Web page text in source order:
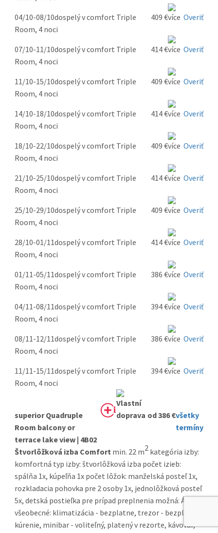
04/10-08/10dospelý v comfort Triple
Room, 4 noci
409 € Overiť
07/10-11/10dospelý v comfort Triple
Room, 4 noci
414 € Overiť
11/10-15/10dospelý v comfort Triple
Room, 4 noci
409 € Overiť
14/10-18/10dospelý v comfort Triple
Room, 4 noci
414 € Overiť
18/10-22/10dospelý v comfort Triple
Room, 4 noci
409 € Overiť
21/10-25/10dospelý v comfort Triple
Room, 4 noci
414 € Overiť
25/10-29/10dospelý v comfort Triple
Room, 4 noci
409 € Overiť
28/10-01/11dospelý v comfort Triple
Room, 4 noci
414 € Overiť
01/11-05/11dospelý v comfort Triple
Room, 4 noci
386 € Overiť
04/11-08/11dospelý v comfort Triple
Room, 4 noci
394 € Overiť
08/11-12/11dospelý v comfort Triple
Room, 4 noci
386 € Overiť
11/11-15/11dospelý v comfort Triple
Room, 4 noci
394 € Overiť
superior Quadruple
Room balcony or
terrace lake view | 4B02
od 386 €všetky
termíny
Štvorlôžková izba Comfort min. 22 m2 kategória izby:
komfortná typ izby: štvorlôžková izba počet izieb:
spálňa 1x, kúpeľňa 1x počet lôžok: manželská posteľ 1x,
rozkladacia pohovka pre 2 osoby 1x, jednolôžková posteľ
5x, detská postieľka pre prípad preplnenia možná: Áno
všeobecné: klimatizácia - bezplatne, trezor - bezplatne,
kúrenie, minibar - voliteľný, platený v rezorte, kávovar,